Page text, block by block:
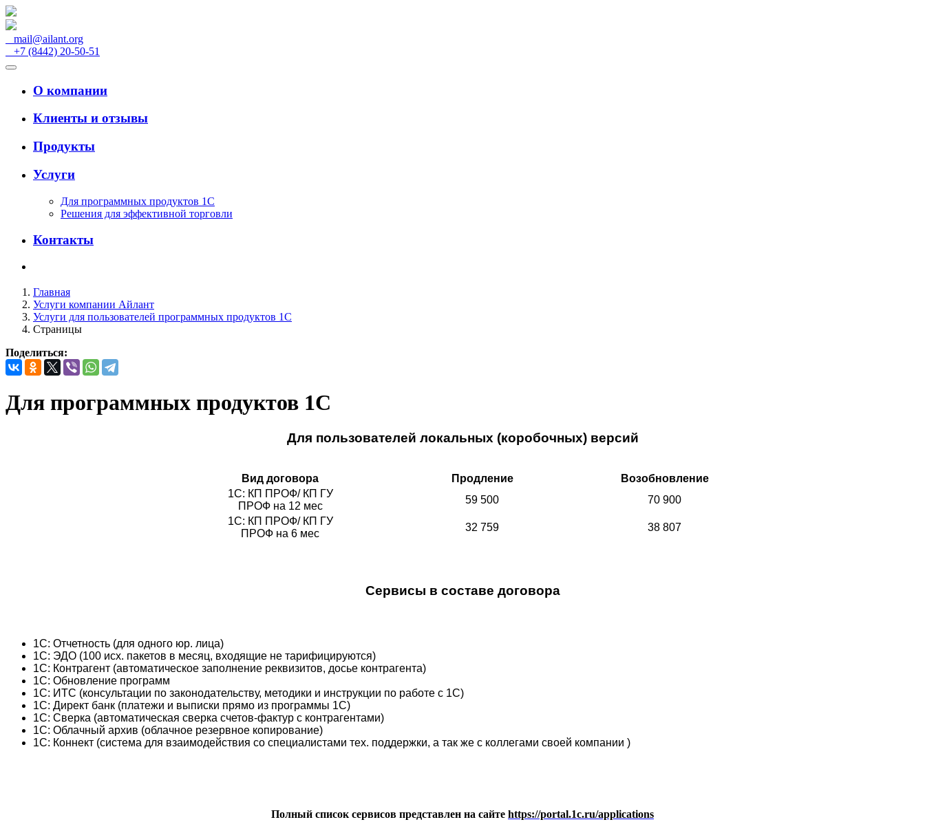
mail@ailant.org
+7 (8442) 20-50-51
О компании
Клиенты и отзывы
Продукты
Услуги
Для программных продуктов 1С
Решения для эффективной торговли
Контакты
Главная
Услуги компании Айлант
Услуги для пользователей программных продуктов 1С
Страницы
Поделиться:
Для программных продуктов 1С
Для пользователей локальных (коробочных) версий
Вид договора Продление
Возобновление
1С: КП ПРОФ/ КП ГУ
ПРОФ на 12 мес
59 500
70 900
1С: КП ПРОФ/ КП ГУ
ПРОФ на 6 мес
32 759 38 807
Сервисы в составе договора
1С: Отчетность (для одного юр. лица)
1С: ЭДО (100 исх. пакетов в месяц, входящие не тарифицируются)
1С: Контрагент (автоматическое заполнение реквизитов, досье контрагента)
1С: Обновление программ
1С: ИТС (консультации по законодательству, методики и инструкции по работе с 1С)
1С: Директ банк (платежи и выписки прямо из программы 1С)
1С: Сверка (автоматическая сверка счетов-фактур с контрагентами)
1С: Облачный архив (облачное резервное копирование)
1С: Коннект (система для взаимодействия со специалистами тех. поддержки, а так же с коллегами своей компании )
Полный список сервисов представлен на сайте https://portal.1c.ru/applications